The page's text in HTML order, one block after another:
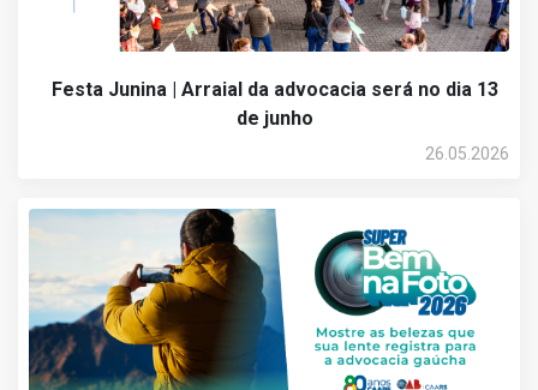
Festa Junina | Arraial da advocacia será no dia 13
de junho
26.05.2026